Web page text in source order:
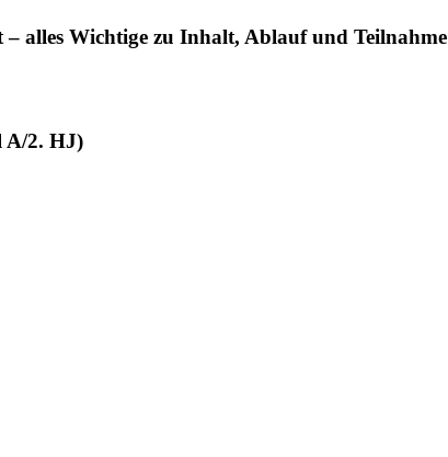
alles Wichtige zu Inhalt, Ablauf und Teilnahme
A/2. HJ)